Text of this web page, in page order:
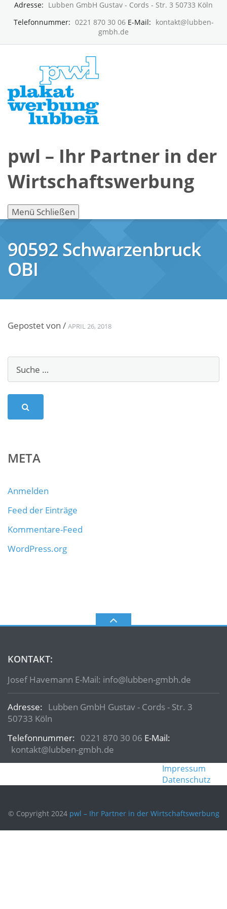
Adresse: Lubben GmbH Gustav - Cords - Str. 3 50733 Köln
Telefonnummer: 0221 870 30 06E-Mail: kontakt@lubben-
gmbh.de
pwl – Ihr Partner in der
Wirtschaftswerbung
Menü Schließen
90592 Schwarzenbruck
OBI
Gepostet von / APRIL 26, 2018
META
Anmelden
Feed der Einträge
Kommentare-Feed
WordPress.org
KONTAKT:
Josef Havemann E-Mail: info@lubben-gmbh.de
Adresse: Lubben GmbH Gustav - Cords - Str. 3
50733 Köln
Telefonnummer: 0221 870 30 06 E-Mail:
kontakt@lubben-gmbh.de
Impressum
Datenschutz
© Copyright 2024 pwl – Ihr Partner in der Wirtschaftswerbung